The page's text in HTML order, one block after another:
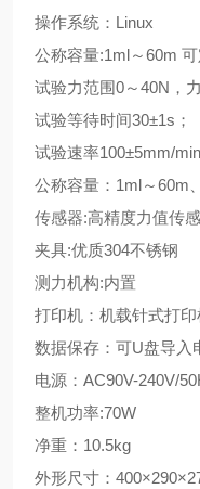
操作系统： Linux
公称容量:1ml～60m 可
试验力范围0～40N ，
试验等待时间30±1s ；
试验速率100±5mm/min
公称容量： 1ml～60m
传感器:高精度力值传
夹具:优质304不锈钢
测力机构:内置
打印机：机载针式打印
数据保存：可U盘导入
电源： AC90V-240V/
整机功率:70W
净重： 10.5kg
外形尺寸： 400×290×